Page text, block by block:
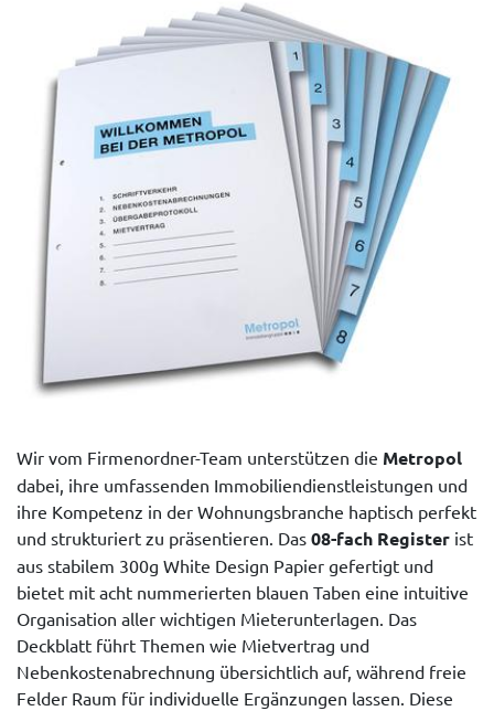
Wir vom Firmenordner-Team unterstützen die Metropol
dabei, ihre umfassenden Immobiliendienstleistungen und
ihre Kompetenz in der Wohnungsbranche haptisch perfekt
und strukturiert zu präsentieren. Das 08-fach Register ist
aus stabilem 300g White Design Papier gefertigt und
bietet mit acht nummerierten blauen Taben eine intuitive
Organisation aller wichtigen Mieterunterlagen. Das
Deckblatt führt Themen wie Mietvertrag und
Nebenkostenabrechnung übersichtlich auf, während freie
Felder Raum für individuelle Ergänzungen lassen. Diese